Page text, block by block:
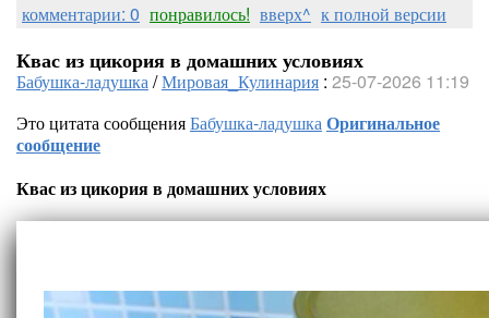
комментарии: 0 понравилось! вверх^ к полной версии
Квас из цикория в домашних условиях
Бабушка-ладушка/Мировая_Кулинария : 25-07-2026 11:19
Это цитата сообщенияБабушка-ладушкаОригинальное
сообщение
Квас из цикория в домашних условиях